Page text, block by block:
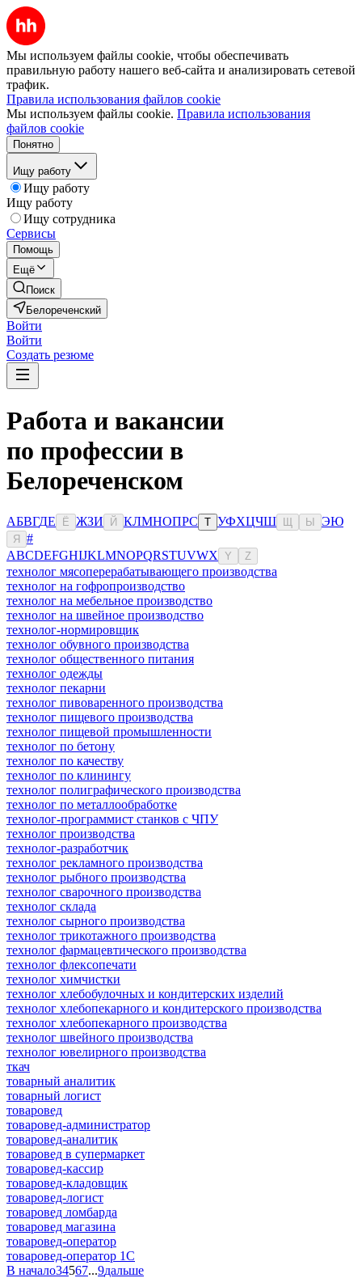
Мы используем файлы cookie, чтобы обеспечивать
правильную работу нашего веб-сайта и анализировать сетевой
трафик.
Правила использования файлов cookie
Мы используем файлы cookie. Правила использования
файлов cookie
Понятно
Ищу работу
Ищу работу
Ищу работу
Ищу сотрудника
Сервисы
Помощь
Ещё
Поиск
Белореченский
Войти
Войти
Создать резюме
Работа и вакансии
по профессии в
Белореченском
АБВГДЕ Ё ЖЗИ Й КЛМНОПРС Т УФХЦЧШ Ы ЭЮ
Я
#
ABCDEFGHIJKLMNOPQRSTUVWX Y Z
технолог мясоперерабатывающего производства
технолог на гофропроизводство
технолог на мебельное производство
технолог на швейное производство
технолог-нормировщик
технолог обувного производства
технолог общественного питания
технолог одежды
технолог пекарни
технолог пивоваренного производства
технолог пищевого производства
технолог пищевой промышленности
технолог по бетону
технолог по качеству
технолог по клинингу
технолог полиграфического производства
технолог по металлообработке
технолог-программист станков с ЧПУ
технолог производства
технолог-разработчик
технолог рекламного производства
технолог рыбного производства
технолог сварочного производства
технолог склада
технолог сырного производства
технолог трикотажного производства
технолог фармацевтического производства
технолог флексопечати
технолог химчистки
технолог хлебобулочных и кондитерских изделий
технолог хлебопекарного и кондитерского производства
технолог хлебопекарного производства
технолог швейного производства
технолог ювелирного производства
ткач
товарный аналитик
товарный логист
товаровед
товаровед-администратор
товаровед-аналитик
товаровед в супермаркет
товаровед-кассир
товаровед-кладовщик
товаровед-логист
товаровед ломбарда
товаровед магазина
товаровед-оператор
товаровед-оператор 1С
В начало34567...9дальше